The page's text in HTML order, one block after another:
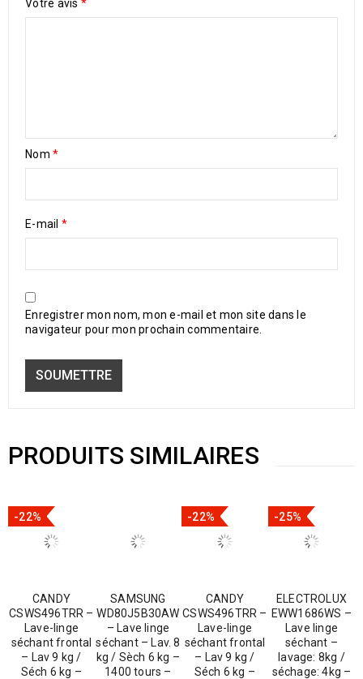
Votre avis *
Nom *
E-mail *
Enregistrer mon nom, mon e-mail et mon site dans le
navigateur pour mon prochain commentaire.
PRODUITS SIMILAIRES
-22%
CANDY
CSWS496TRR –
Lave-linge
séchant frontal
– Lav 9 kg /
Séch 6 kg –
SAMSUNG
WD80J5B30AW
– Lave linge
séchant – Lav. 8
kg / Sèch 6 kg –
1400 tours –
-22%
CANDY
CSWS496TRR –
Lave-linge
séchant frontal
– Lav 9 kg /
Séch 6 kg –
-25%
ELECTROLUX
EWW1686WS –
Lave linge
séchant –
lavage: 8kg /
séchage: 4kg –